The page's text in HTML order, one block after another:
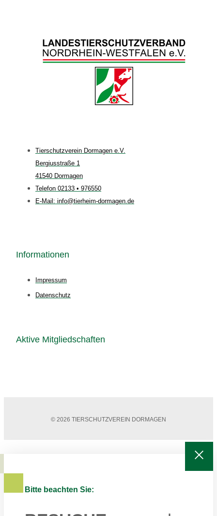
Tierschutzverein Dormagen e.V.
Bergiusstraße 1
41540 Dormagen
Telefon 02133 • 976550
E-Mail: info@tierheim-dormagen.de
Informationen
Impressum
Datenschutz
Aktive Mitgliedschaften
© 2026 TIERSCHUTZVEREIN DORMAGEN
Bitte beachten Sie: